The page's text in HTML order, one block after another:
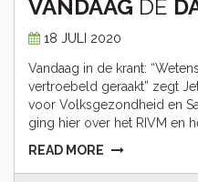
VANDAAG DE
18 JULI 2020
Vandaag in de krant:
vertroebeld geraakt” zegt
voor Volksgezondheid en
ging hier over het RIVM en
READ MORE